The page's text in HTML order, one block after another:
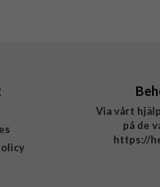
Via vårt
på de
https://